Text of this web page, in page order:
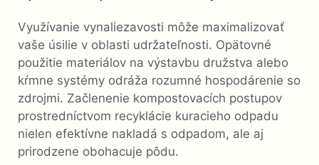
Využívanie vynaliezavosti môže maximalizovať
vaše úsilie v oblasti udržateľnosti. Opätovné
použitie materiálov na výstavbu družstva alebo
kŕmne systémy odráža rozumné hospodárenie so
zdrojmi. Začlenenie kompostovacích postupov
prostredníctvom recyklácie kuracieho odpadu
nielen efektívne nakladá s odpadom, ale aj
prirodzene obohacuje pôdu.